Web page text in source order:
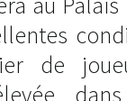
de